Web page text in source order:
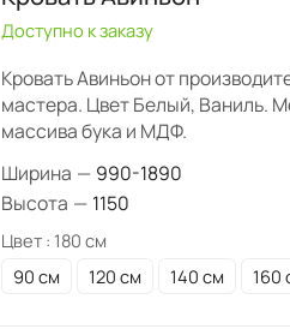
Доступно к заказу
Кровать Авиньон от
мастера. Цвет Белый, Ваниль.
массива бука и МДФ.
Ширина — 990-1890
Высота — 1150
Цвет : 180 см
90 см
120 см 140 см 160